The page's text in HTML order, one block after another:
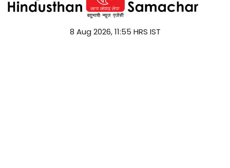
8 Aug 2026, 11:55 HRS IST